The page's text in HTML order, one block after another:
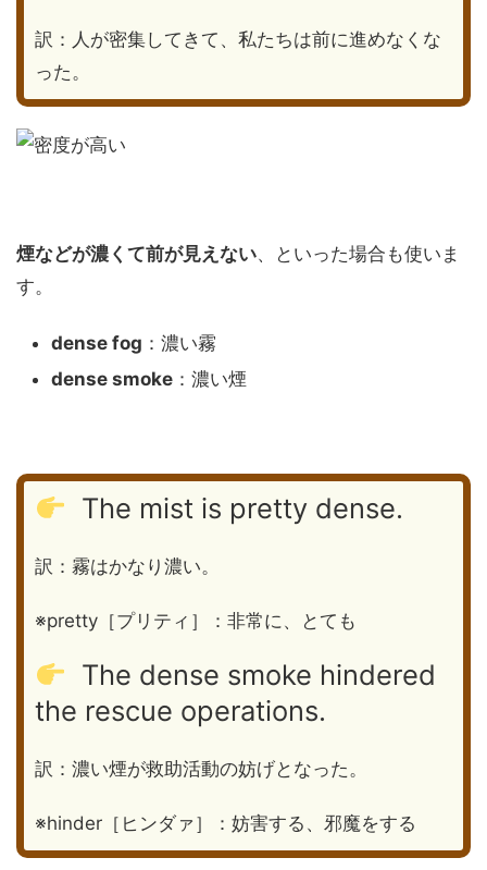
訳：人が密集してきて、私たちは前に進めなくな
った。
煙などが濃くて前が見えない、といった場合も使いま
す。
dense fog ：濃い霧
dense smoke ：濃い煙
The mist is pretty dense.
訳：霧はかなり濃い。
※pretty［プリティ］：非常に、とても
The dense smoke hindered
the rescue operations.
訳：濃い煙が救助活動の妨げとなった。
※hinder［ヒンダァ］：妨害する、邪魔をする